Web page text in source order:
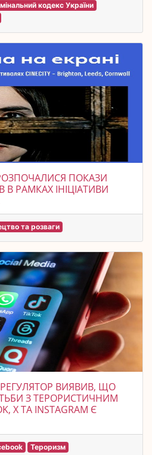
кодекс України
ПОКАЗИ
В РАМКАХ ІНІЦІАТИВИ
та розваги
ВИЯВИВ, ЩО
З ТЕРОРИСТИЧНИМ
X ТА INSTAGRAM Є
Тероризм